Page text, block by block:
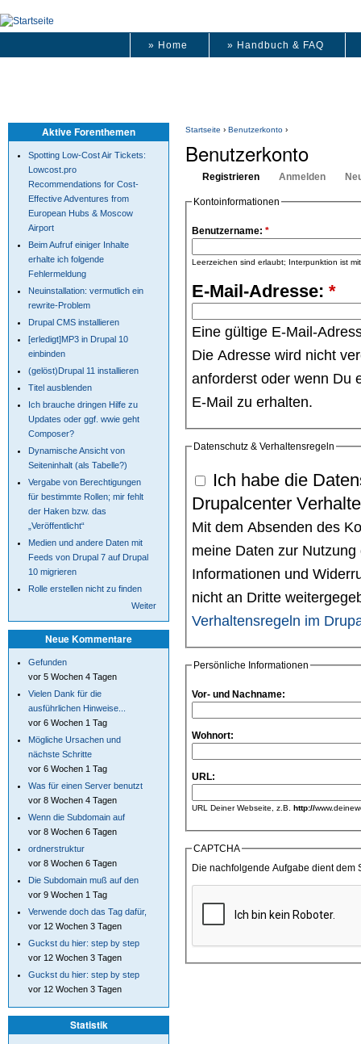
» Home » Handbuch & FAQ
Startseite › Benutzerkonto ›
Benutzerkonto
Registrieren Anmelden
Kontoinformationen
Benutzername: *
Leerzeichen sind erlaubt; Interpunktion ist
E-Mail-Adresse: *
Eine gültige E-Mail-
Die Adresse wird nicht
anforderst oder wenn Du
E-Mail zu erhalten.
Datenschutz & Verhaltensregeln
Ich habe die
Drupalcenter
Mit dem Absenden des
meine Daten zur
Informationen und
nicht an Dritte
Verhaltensregeln im
Persönliche Informationen
Vor- und Nachname:
Wohnort:
URL:
URL Deiner Webseite, z.B. http://
CAPTCHA
Die nachfolgende Aufgabe dient dem
Aktive Forenthemen
Spotting Low-Cost Air Tickets:
Lowcost.pro
Recommendations for Cost-
Effective Adventures from
European Hubs & Moscow
Airport
Beim Aufruf einiger Inhalte
erhalte ich folgende
Fehlermeldung
Neuinstallation: vermutlich ein
rewrite-Problem
Drupal CMS installieren
[erledigt]MP3 in Drupal 10
einbinden
(gelöst)Drupal 11 installieren
Titel ausblenden
Ich brauche dringen Hilfe zu
Updates oder ggf. wwie geht
Composer?
Dynamische Ansicht von
Seiteninhalt (als Tabelle?)
Vergabe von Berechtigungen
für bestimmte Rollen; mir fehlt
der Haken bzw. das
„Veröffentlicht“
Medien und andere Daten mit
Feeds von Drupal 7 auf Drupal
10 migrieren
Rolle erstellen nicht zu finden
Weiter
Neue Kommentare
Gefunden
vor 5 Wochen 4 Tagen
Vielen Dank für die
ausführlichen Hinweise...
vor 6 Wochen 1 Tag
Mögliche Ursachen und
nächste Schritte
vor 6 Wochen 1 Tag
Was für einen Server benutzt
vor 8 Wochen 4 Tagen
Wenn die Subdomain auf
vor 8 Wochen 6 Tagen
ordnerstruktur
vor 8 Wochen 6 Tagen
Die Subdomain muß auf den
vor 9 Wochen 1 Tag
Verwende doch das Tag dafür,
vor 12 Wochen 3 Tagen
Guckst du hier: step by step
vor 12 Wochen 3 Tagen
Guckst du hier: step by step
vor 12 Wochen 3 Tagen
Statistik